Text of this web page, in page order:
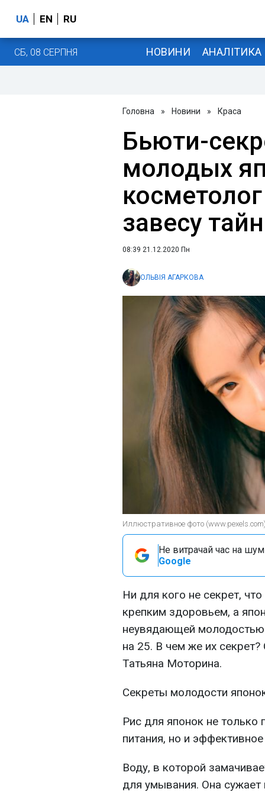
UA EN RU
СБ, 08 СЕРПНЯ НОВИНИ АНАЛІТИКА
Головна » Новини » Краса
Бьюти-
молодых
завесу
08:39 21.12.2020 Пн
ОЛЬВІЯ АГАРКОВА
Иллюстративное фото
Не витрачай час на
Google
Ни для кого не секрет,
крепким здоровьем, а
неувядающей
на 25. В чем же их
Татьяна Моторина.
Секреты молодости
Рис для японок не только
питания, но и
Воду, в которой
для умывания. Она